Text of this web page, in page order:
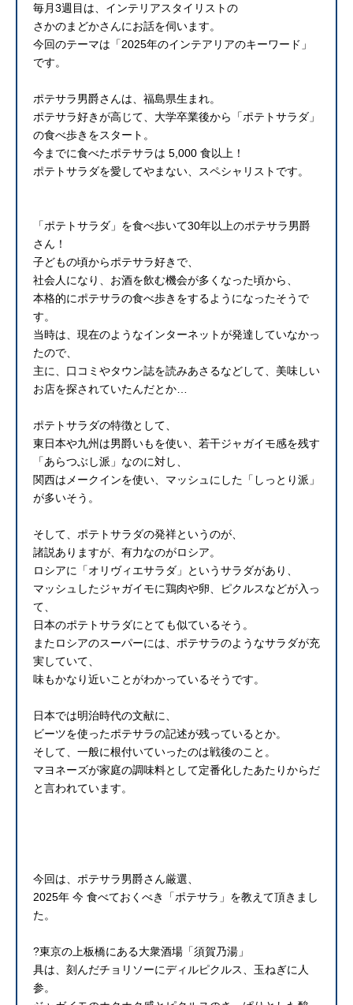
毎月3週目は、インテリアスタイリストの
さかのまどかさんにお話を伺います。
今回のテーマは「2025年のインテアリアのキーワード」
です。
ポテサラ男爵さんは、福島県生まれ。
ポテサラ好きが高じて、大学卒業後から「ポテトサラダ」
の食べ歩きをスタート。
今までに食べたポテサラは 5,000 食以上！
ポテトサラダを愛してやまない、スペシャリストです。
「ポテトサラダ」を食べ歩いて30年以上のポテサラ男爵
さん！
子どもの頃からポテサラ好きで、
社会人になり、お酒を飲む機会が多くなった頃から、
本格的にポテサラの食べ歩きをするようになったそうで
す。
当時は、現在のようなインターネットが発達していなかっ
たので、
主に、口コミやタウン誌を読みあさるなどして、美味しい
お店を探されていたんだとか…
ポテトサラダの特徴として、
東日本や九州は男爵いもを使い、若干ジャガイモ感を残す
「あらつぶし派」なのに対し、
関西はメークインを使い、マッシュにした「しっとり派」
が多いそう。
そして、ポテトサラダの発祥というのが、
諸説ありますが、有力なのがロシア。
ロシアに「オリヴィエサラダ」というサラダがあり、
マッシュしたジャガイモに鶏肉や卵、ピクルスなどが入っ
て、
日本のポテトサラダにとても似ているそう。
またロシアのスーパーには、ポテサラのようなサラダが充
実していて、
味もかなり近いことがわかっているそうです。
日本では明治時代の文献に、
ビーツを使ったポテサラの記述が残っているとか。
そして、一般に根付いていったのは戦後のこと。
マヨネーズが家庭の調味料として定番化したあたりからだ
と言われています。
今回は、ポテサラ男爵さん厳選、
2025年 今 食べておくべき「ポテサラ」を教えて頂きまし
た。
?東京の上板橋にある大衆酒場「須賀乃湯」
具は、刻んだチョリソーにディルピクルス、玉ねぎに人
参。